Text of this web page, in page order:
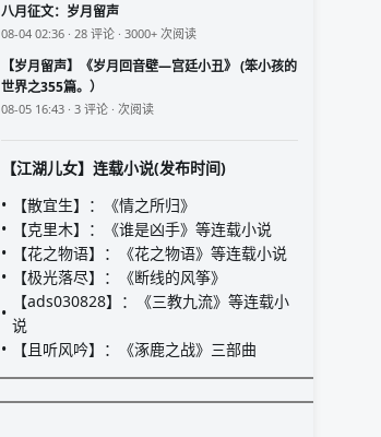
八月征文：岁月留声
08-04 02:36 · 28 评论 · 3000+ 次阅读
【岁月留声】《岁月回音壁—宫廷小丑》 (笨小孩的
世界之355篇。）
08-05 16:43 · 3 评论 · 次阅读
【江湖儿女】连载小说(发布时间)
【散宜生】：《情之所归》
【克里木】：《谁是凶手》等连载小说
【花之物语】：《花之物语》等连载小说
【极光落尽】：《断线的风筝》
【ads030828】：《三教九流》等连载小
说
【且听风吟】：《涿鹿之战》三部曲